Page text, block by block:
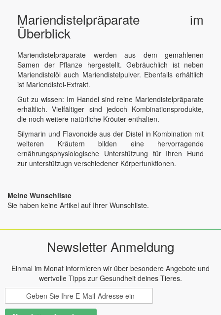
Mariendistelpräparate im
Überblick
Mariendistelpräparate werden aus dem gemahlenen
Samen der Pflanze hergestellt. Gebräuchlich ist neben
Mariendistelöl auch Mariendistelpulver. Ebenfalls erhältlich
ist Mariendistel-Extrakt.
Gut zu wissen: Im Handel sind reine Mariendistelpräparate
erhältlich. Vielfältiger sind jedoch Kombinationsprodukte,
die noch weitere natürliche Kröuter enthalten.
Silymarin und Flavonoide aus der Distel in Kombination mit
weiteren Kräutern bilden eine hervorragende
ernährungsphysiologische Unterstützung für Ihren Hund
zur unterstützugn verschiedener Körperfunktionen.
Meine Wunschliste
Sie haben keine Artikel auf Ihrer Wunschliste.
Newsletter Anmeldung
Einmal im Monat informieren wir über besondere Angebote und
wertvolle Tipps zur Gesundheit deines Tieres.
Melden
Sie
sich